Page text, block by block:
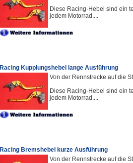
Diese Racing-Hebel sind ein
jedem Motorrad....
Racing Kupplungshebel lange Ausführung
Von der Rennstrecke auf die
Diese Racing-Hebel sind ein
jedem Motorrad....
Racing Bremshebel kurze Ausführung
Von der Rennstrecke auf die